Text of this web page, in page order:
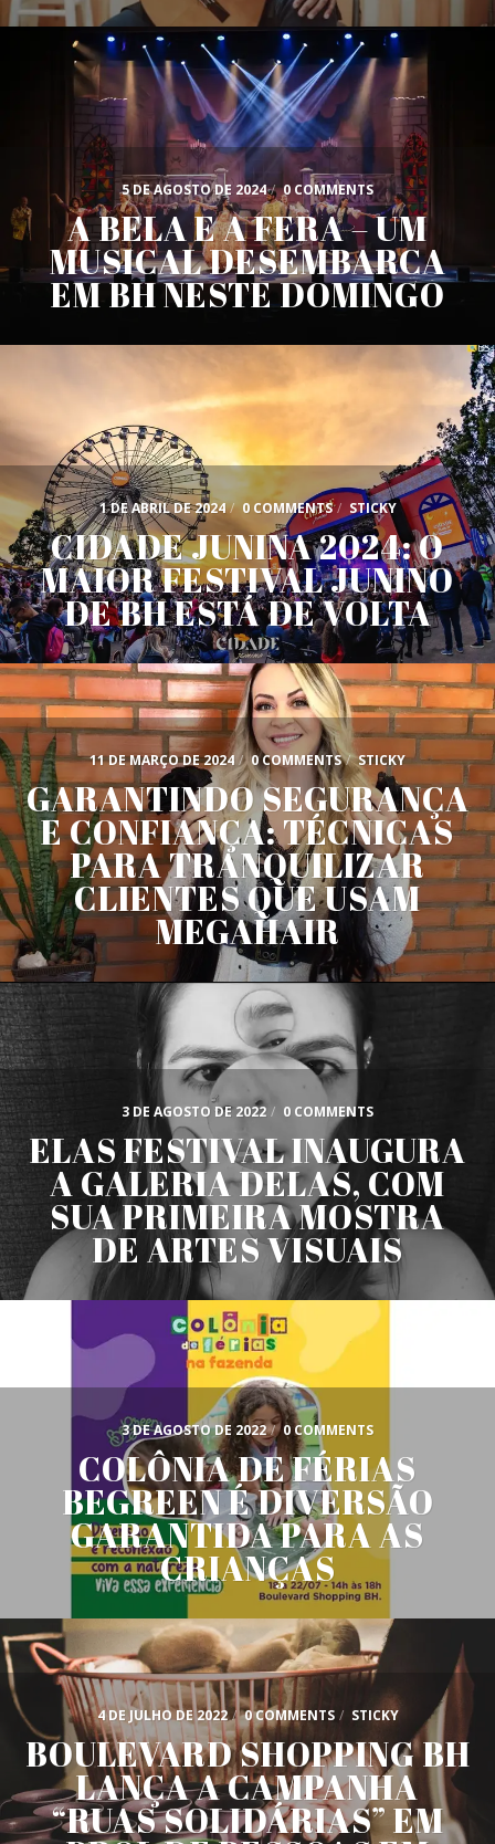
5 DE AGOSTO DE 2024 / 0 COMMENTS
A BELA E A FERA – UM
MUSICAL DESEMBARCA
EM BH NESTE DOMINGO
1 DE ABRIL DE 2024 / 0 COMMENTS / STICKY
CIDADE JUNINA 2024: O
MAIOR FESTIVAL JUNINO
DE BH ESTÁ DE VOLTA
11 DE MARÇO DE 2024 / 0 COMMENTS / STICKY
GARANTINDO SEGURANÇA
E CONFIANÇA: TÉCNICAS
PARA TRANQUILIZAR
CLIENTES QUE USAM
MEGAHAIR
3 DE AGOSTO DE 2022 / 0 COMMENTS
ELAS FESTIVAL INAUGURA
A GALERIA DELAS, COM
SUA PRIMEIRA MOSTRA
DE ARTES VISUAIS
3 DE AGOSTO DE 2022 / 0 COMMENTS
COLÔNIA DE FÉRIAS
BEGREEN É DIVERSÃO
GARANTIDA PARA AS
CRIANÇAS
4 DE JULHO DE 2022 / 0 COMMENTS / STICKY
BOULEVARD SHOPPING BH
LANÇA A CAMPANHA
“RUAS SOLIDÁRIAS” EM